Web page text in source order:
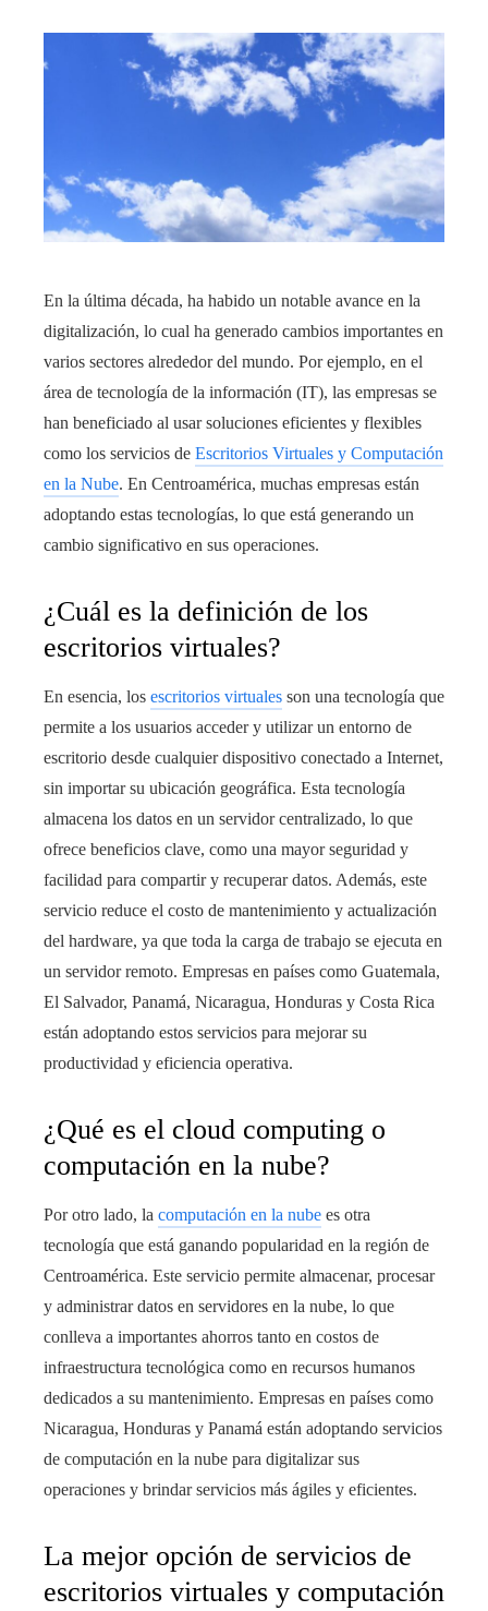
En la última década, ha habido un notable avance en la
digitalización, lo cual ha generado cambios importantes en
varios sectores alrededor del mundo. Por ejemplo, en el
área de tecnología de la información (IT), las empresas se
han beneficiado al usar soluciones eficientes y flexibles
como los servicios de Escritorios Virtuales y Computación
en la Nube. En Centroamérica, muchas empresas están
adoptando estas tecnologías, lo que está generando un
cambio significativo en sus operaciones.
¿Cuál es la definición de los
escritorios virtuales?
En esencia, los escritorios virtuales son una tecnología que
permite a los usuarios acceder y utilizar un entorno de
escritorio desde cualquier dispositivo conectado a Internet,
sin importar su ubicación geográfica. Esta tecnología
almacena los datos en un servidor centralizado, lo que
ofrece beneficios clave, como una mayor seguridad y
facilidad para compartir y recuperar datos. Además, este
servicio reduce el costo de mantenimiento y actualización
del hardware, ya que toda la carga de trabajo se ejecuta en
un servidor remoto. Empresas en países como Guatemala,
El Salvador, Panamá, Nicaragua, Honduras y Costa Rica
están adoptando estos servicios para mejorar su
productividad y eficiencia operativa.
¿Qué es el cloud computing o
computación en la nube?
Por otro lado, la computación en la nube es otra
tecnología que está ganando popularidad en la región de
Centroamérica. Este servicio permite almacenar, procesar
y administrar datos en servidores en la nube, lo que
conlleva a importantes ahorros tanto en costos de
infraestructura tecnológica como en recursos humanos
dedicados a su mantenimiento. Empresas en países como
Nicaragua, Honduras y Panamá están adoptando servicios
de computación en la nube para digitalizar sus
operaciones y brindar servicios más ágiles y eficientes.
La mejor opción de servicios de
escritorios virtuales y computación